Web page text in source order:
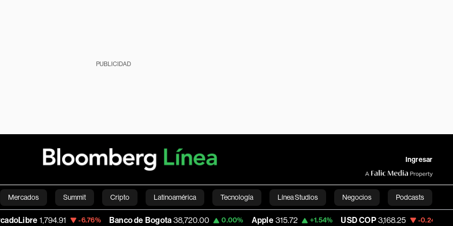
PUBLICIDAD
Ingresar
Mercados Summit Cripto Latinoamérica Tecnología Línea Studios Negocios Podcasts
Economía Estilo de vida Mundo Videos English
-6.76% Banco de Bogota 38,720.00 0.00% Apple 315.72 +1.54% USD COP 3,168.25 -0.24% Tesla 318.96